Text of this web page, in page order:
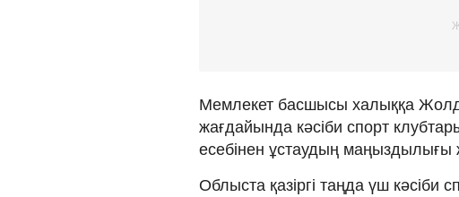
Мемлекет басшысы халыққа
жағдайында кәсіби спорт
есебінен ұстаудың маңыздылығы
Облыста қазіргі таңда үш